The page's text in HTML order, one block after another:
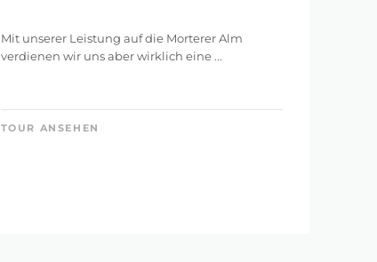
Mit unserer Leistung auf die Morterer Alm
verdienen wir uns aber wirklich eine ...
TOUR ANSEHEN